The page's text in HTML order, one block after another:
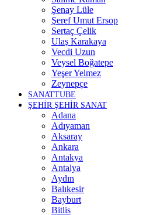
Şenay Lüle
Şeref Umut Ersop
Sertaç Çelik
Ulaş Karakaya
Vecdi Uzun
Veysel Boğatepe
Yeşer Yelmez
Zeynepçe
SANATTUBE
ŞEHİR ŞEHİR SANAT
Adana
Adıyaman
Aksaray
Ankara
Antakya
Antalya
Aydın
Balıkesir
Bayburt
Bitlis